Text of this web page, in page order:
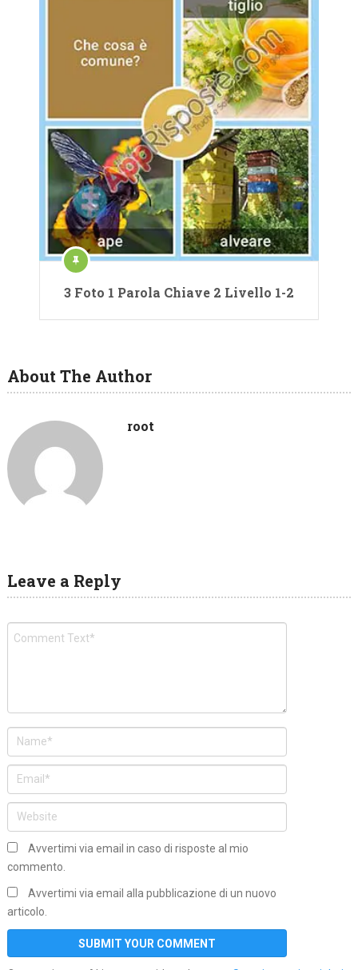
3 Foto 1 Parola Chiave 2 Livello 1-2
About The Author
root
Leave a Reply
Avvertimi via email in caso di risposte al mio
commento.
Avvertimi via email alla pubblicazione di un nuovo
articolo.